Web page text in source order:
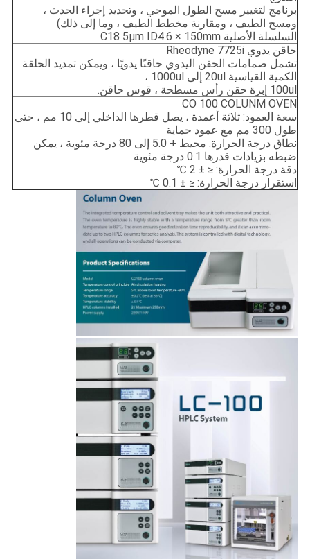
برنامج لتغيير مسح الطول الموجي ، وتحديد إجراء الحدث ،
ومسح الطيف ، ومقارنة مخطط الطيف ، وما إلى ذلك)
السلسلة الأصلية C18 5μm ID4.6 × 150mm
حاقن يدوي Rheodyne 7725i
تشمل صمامات الحقن اليدوي حاقنًا يدويًا ، ويمكن تمديد الحلقة
الكمية القياسية 20ul إلى 1000ul ،
100ul إبرة حقن رأس مسطحة ، قوس حاقن.
CO 100 COLUNM OVEN
سعة العمود: ثلاثة أعمدة ، يصل قطرها الداخلي إلى 10 مم ، حتى
طول 300 مم مع عمود حماية
نطاق درجة الحرارة: محيط + 5.0 إلى 80 درجة مئوية ، يمكن
ضبطه بزيادات قدرها 0.1 درجة مئوية
دقة درجة الحرارة: ≤ ± 2 ℃
استقرار درجة الحرارة: ≤ ± 0.1 ℃